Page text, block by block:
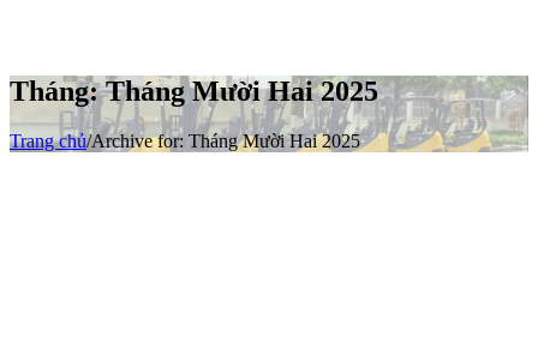
Tháng:Tháng Mười Hai 2025
Trang chủ/Archive for: Tháng Mười Hai 2025